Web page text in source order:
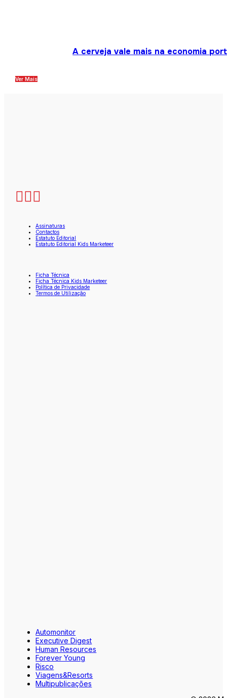
A cerveja vale mais na economia
Ver Mais
Assinaturas
Contactos
Estatuto Editorial
Estatuto Editorial Kids Marketeer
Ficha Técnica
Ficha Técnica Kids Marketeer
Política de Privacidade
Termos de Utilização
Automonitor
Executive Digest
Human Resources
Forever Young
Risco
Viagens&Resorts
Multipublicações